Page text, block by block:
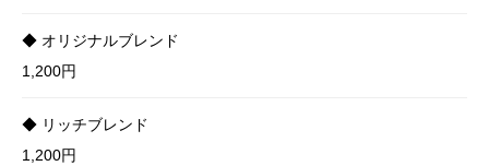
◆ オリジナルブレンド
1,200円
◆ リッチブレンド
1,200円